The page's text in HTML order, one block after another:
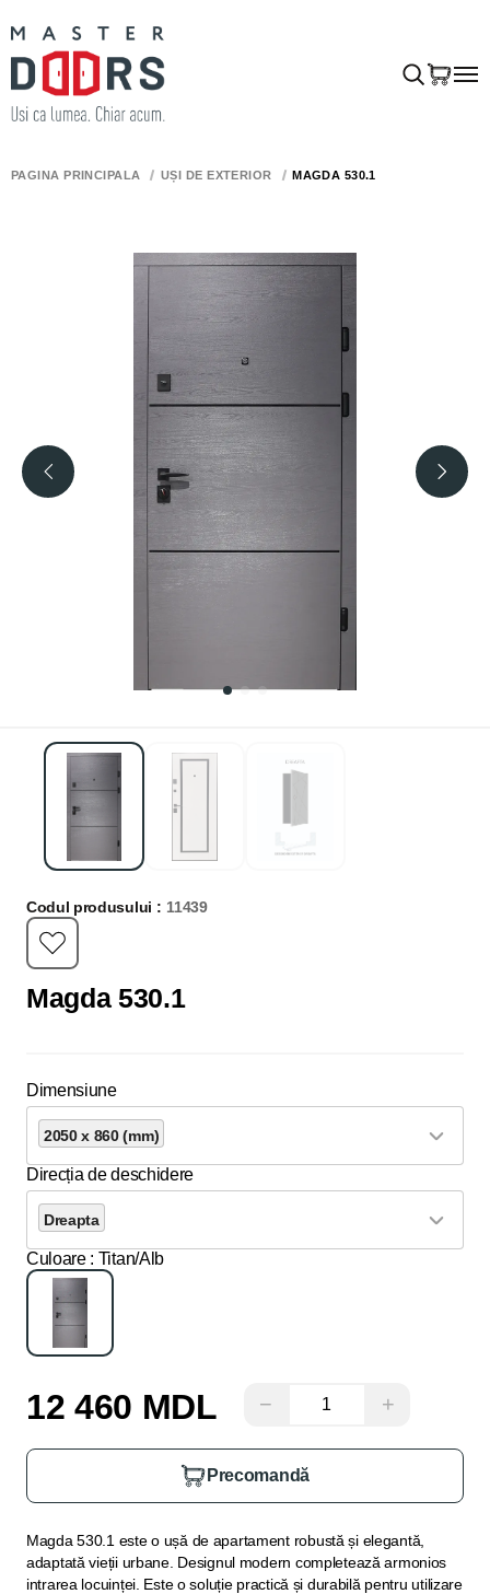
PAGINA PRINCIPALĂ UȘI DE EXTERIOR MAGDA 530.1
Codul produsului : 11439
Magda 530.1
Dimensiune
2050 x 860 (mm)
Direcția de deschidere
Dreapta
Culoare : Titan/Alb
12 460 MDL − +
Precomandă
Magda 530.1 este o ușă de apartament robustă și elegantă,
adaptată vieții urbane. Designul modern completează armonios
intrarea locuinței. Este o soluție practică și durabilă pentru utilizare